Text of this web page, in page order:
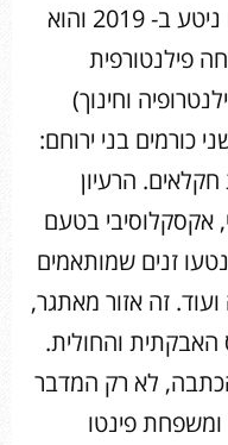
גידול ענבים ליין במדבר. הכרם ניטע ב- 2019 והוא
פילנטורפית
וחינוך)
כורמים בני ירוחם:
הרעיון
אקסקלוסיבי בטעם
זנים שמותאמים
זה אזור מאתגר,
האבקתית והחולית.
לא רק המדבר
פינטו